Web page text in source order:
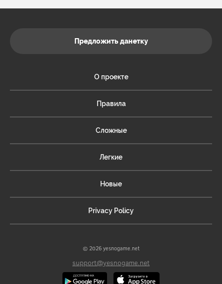
Предложить данетку
О проекте
Правила
Сложные
Легкие
Новые
Privacy Policy
© 2026 yesnogame.net
support@yesnogame.net